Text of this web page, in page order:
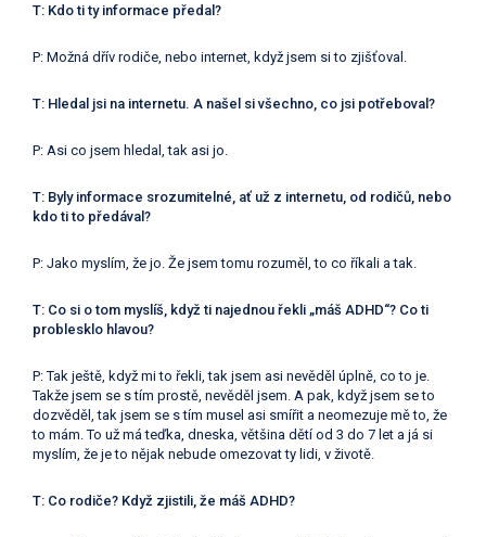
T: Kdo ti ty informace předal?
P: Možná dřív rodiče, nebo internet, když jsem si to zjišťoval.
T: Hledal jsi na internetu. A našel si všechno, co jsi potřeboval?
P: Asi co jsem hledal, tak asi jo.
T: Byly informace srozumitelné, ať už z internetu, od rodičů, nebo
kdo ti to předával?
P: Jako myslím, že jo. Že jsem tomu rozuměl, to co říkali a tak.
T: Co si o tom myslíš, když ti najednou řekli „máš ADHD“? Co ti
problesklo hlavou?
P: Tak ještě, když mi to řekli, tak jsem asi nevěděl úplně, co to je.
Takže jsem se s tím prostě, nevěděl jsem. A pak, když jsem se to
dozvěděl, tak jsem se s tím musel asi smířit a neomezuje mě to, že
to mám. To už má teďka, dneska, většina dětí od 3 do 7 let a já si
myslím, že je to nějak nebude omezovat ty lidi, v životě.
T: Co rodiče? Když zjistili, že máš ADHD?